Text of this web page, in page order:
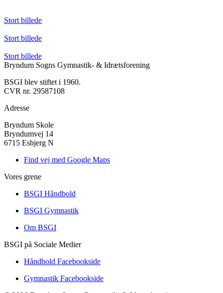
Stort billede
Stort billede
Stort billede
Bryndum Sogns Gymnastik- & Idrætsforening
BSGI blev stiftet i 1960.
CVR nr. 29587108
Adresse
Bryndum Skole
Bryndumvej 14
6715 Esbjerg N
Find vej med Google Maps
Vores grene
BSGI Håndbold
BSGI Gymnastik
Om BSGI
BSGI på Sociale Medier
Håndbold Facebookside
Gymnastik Facebookside